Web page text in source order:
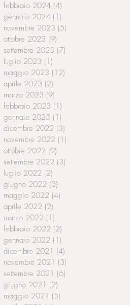
febbraio 2024 (4)
gennaio 2024 (1)
novembre 2023 (5)
ottobre 2023 (9)
settembre 2023 (7)
luglio 2023 (1)
maggio 2023 (12)
aprile 2023 (2)
marzo 2023 (9)
febbraio 2023 (1)
gennaio 2023 (1)
dicembre 2022 (3)
novembre 2022 (1)
ottobre 2022 (9)
settembre 2022 (3)
luglio 2022 (2)
giugno 2022 (3)
maggio 2022 (4)
aprile 2022 (2)
marzo 2022 (1)
febbraio 2022 (2)
gennaio 2022 (1)
dicembre 2021 (4)
novembre 2021 (3)
settembre 2021 (6)
giugno 2021 (2)
maggio 2021 (5)